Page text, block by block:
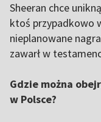
Sheeran chce
ktoś przypadkowo
nieplanowane
zawarł w
Gdzie można
w Polsce?